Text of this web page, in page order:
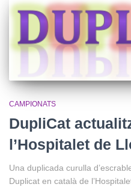
CAMPIONATS
DupliCat
l’Hospitalet de
Una duplicada curulla
Duplicat en català de